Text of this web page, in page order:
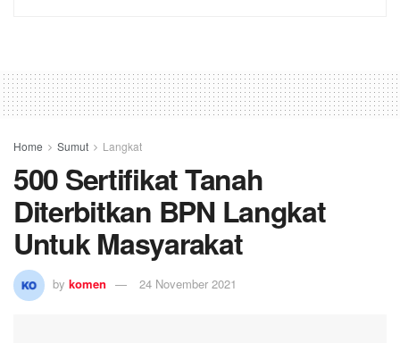
Home Sumut Langkat
500 Sertifikat Tanah
Diterbitkan BPN Langkat
Untuk Masyarakat
by komen 24 November 2021